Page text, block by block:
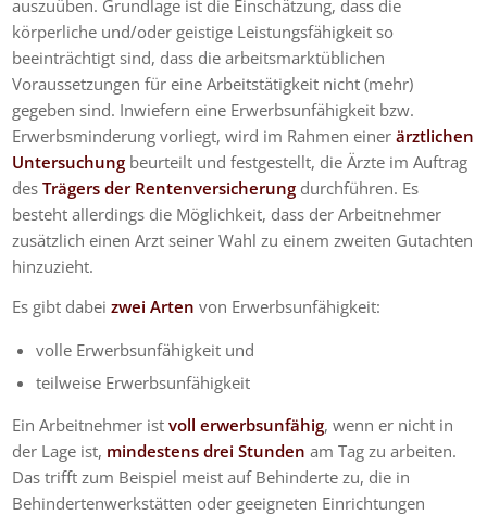
auszuüben. Grundlage ist die Einschätzung, dass die
körperliche und/oder geistige Leistungsfähigkeit so
beeinträchtigt sind, dass die arbeitsmarktüblichen
Voraussetzungen für eine Arbeitstätigkeit nicht (mehr)
gegeben sind. Inwiefern eine Erwerbsunfähigkeit bzw.
Erwerbsminderung vorliegt, wird im Rahmen einerärztlichen
Untersuchung beurteilt und festgestellt, die Ärzte im Auftrag
desTrägers der Rentenversicherung durchführen. Es
besteht allerdings die Möglichkeit, dass der Arbeitnehmer
zusätzlich einen Arzt seiner Wahl zu einem zweiten Gutachten
hinzuzieht.
Es gibt dabeizwei Arten von Erwerbsunfähigkeit:
volle Erwerbsunfähigkeit und
teilweise Erwerbsunfähigkeit
Ein Arbeitnehmer istvoll erwerbsunfähig, wenn er nicht in
der Lage ist, mindestens drei Stunden am Tag zu arbeiten.
Das trifft zum Beispiel meist auf Behinderte zu, die in
Behindertenwerkstätten oder geeigneten Einrichtungen